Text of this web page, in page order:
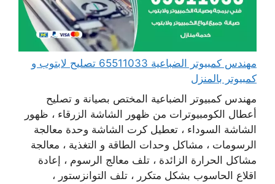
مهندس كمبيوتر الضباعية 65511033 تصليح لابتوب و
كمبيوتر بالمنزل
مهندس كمبيوتر الضباعية المختص بصيانة و تصليح
أعطال الكومبيوترات من ظهور الشاشة الزرقاء ، ظهور
الشاشة السوداء ، تعطيل كرت الشاشة وحدة معالجة
الرسومات ، مشاكل وحدات الطاقة و التغذية ، معالجة
مشاكل الحرارة الزائدة ، تلف معالج الرسوم ، إعادة
اقلاع الحاسوب بشكل متكرر ، تلف التوانزستور ،